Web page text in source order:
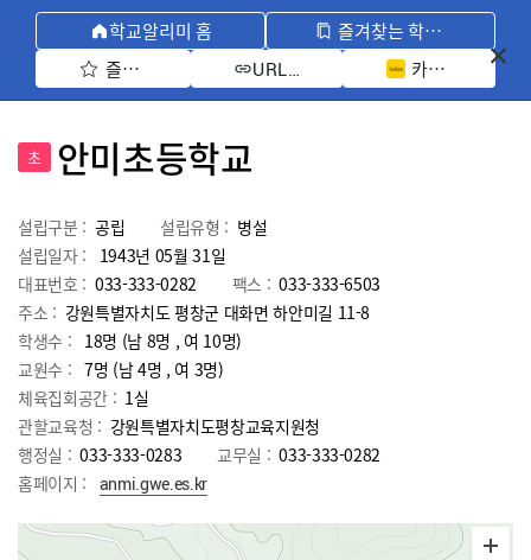
학교알리미 홈
즐겨찾는 학교 모아보기
즐겨찾기 선택
URL 복사 카카오톡 공유
초 안미초등학교
설립구분 : 공립 설립유형 : 병설
설립일자 :
1943년 05월 31일
대표번호 : 033-333-0282 팩스 : 033-333-6503
주소 : 강원특별자치도 평창군 대화면 하안미길 11-8
학생수 : 18명 (남 8명 , 여 10명)
교원수 : 7명 (남4명 , 여 3명)
체육집회공간 : 1실
관할교육청 : 강원특별자치도평창교육지원청
행정실 : 033-333-0283 교무실 : 033-333-0282
홈페이지 :
anmi.gwe.es.kr